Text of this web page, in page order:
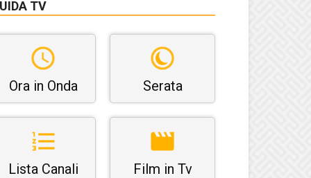
TV
Ora in Onda Serata
Lista Canali Film in Tv